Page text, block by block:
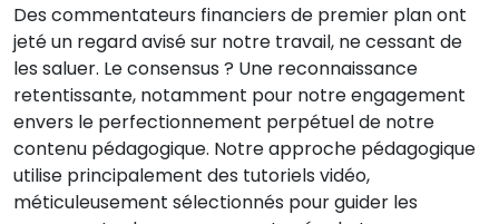
Des commentateurs financiers de premier plan ont
jeté un regard avisé sur notre travail, ne cessant de
les saluer. Le consensus ? Une reconnaissance
retentissante, notamment pour notre engagement
envers le perfectionnement perpétuel de notre
contenu pédagogique. Notre approche pédagogique
utilise principalement des tutoriels vidéo,
méticuleusement sélectionnés pour guider les